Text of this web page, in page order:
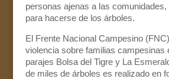
personas ajenas a las comunidades,
para hacerse de los árboles.
El Frente Nacional Campesino
violencia sobre familias campesinas
parajes Bolsa del Tigre y La
de miles de árboles es realizado en